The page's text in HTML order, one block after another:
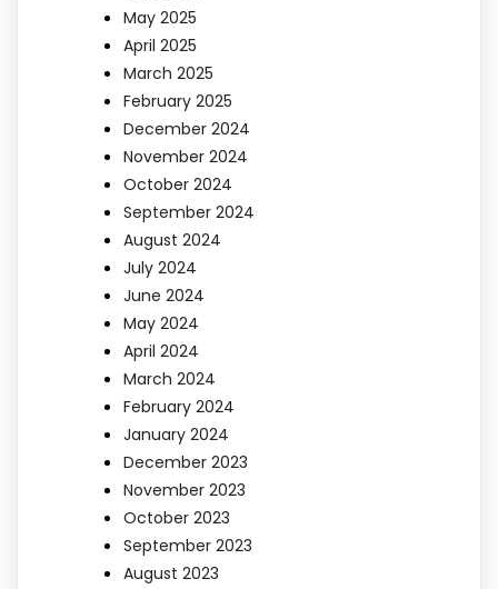
May 2025
April 2025
March 2025
February 2025
December 2024
November 2024
October 2024
September 2024
August 2024
July 2024
June 2024
May 2024
April 2024
March 2024
February 2024
January 2024
December 2023
November 2023
October 2023
September 2023
August 2023